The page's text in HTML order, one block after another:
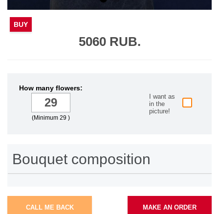
5060 RUB.
BUY
How many flowers:
(Minimum 29 )
I want as
in the
picture!
Bouquet composition
MAKE AN ORDER
CALL ME BACK